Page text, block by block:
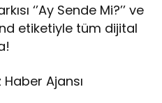
‘’Ay Sende Mi?’’ ve
etiketiyle tüm dijital
Ajansı